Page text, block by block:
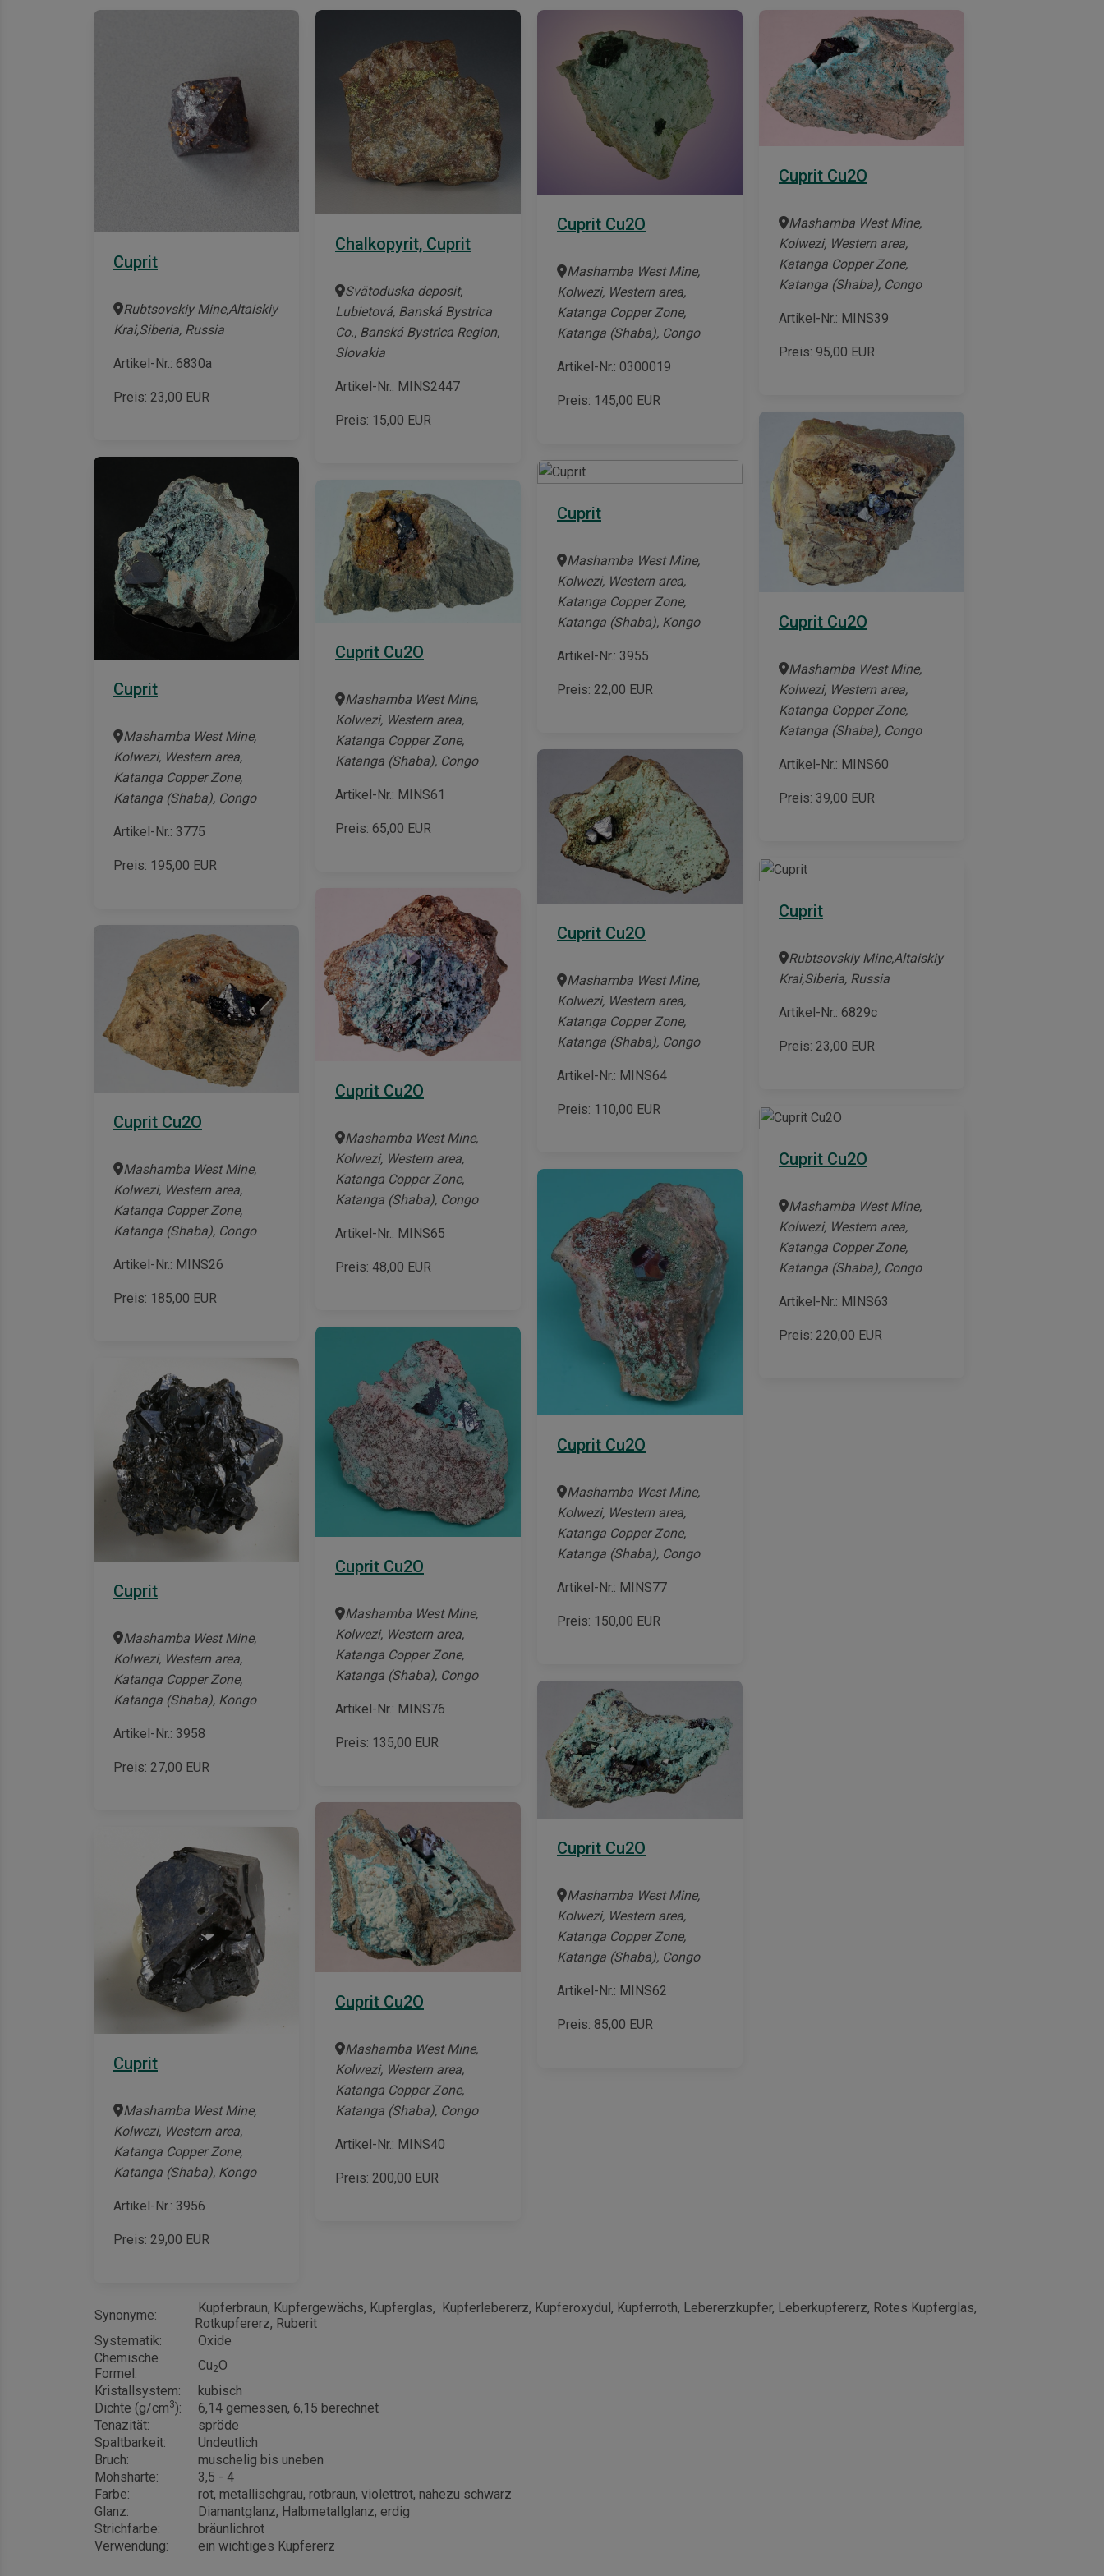
Cuprit
Rubtsovskiy Mine,Altaiskiy
Krai,Siberia, Russia
Artikel-Nr.: 6830a
Preis: 23,00 EUR
Chalkopyrit, Cuprit
Svätoduska deposit,
Lubietová, Banská Bystrica
Co., Banská Bystrica Region,
Slovakia
Artikel-Nr.: MINS2447
Preis: 15,00 EUR
Cuprit Cu2O
Mashamba West Mine,
Kolwezi, Western area,
Katanga Copper Zone,
Katanga (Shaba), Congo
Artikel-Nr.: 0300019
Preis: 145,00 EUR
Cuprit Cu2O
Mashamba West Mine,
Kolwezi, Western area,
Katanga Copper Zone,
Katanga (Shaba), Congo
Artikel-Nr.: MINS39
Preis: 95,00 EUR
Cuprit
Mashamba West Mine,
Kolwezi, Western area,
Katanga Copper Zone,
Katanga (Shaba), Congo
Artikel-Nr.: 3775
Preis: 195,00 EUR
Cuprit Cu2O
Mashamba West Mine,
Kolwezi, Western area,
Katanga Copper Zone,
Katanga (Shaba), Congo
Artikel-Nr.: MINS61
Preis: 65,00 EUR
Cuprit
Mashamba West Mine,
Kolwezi, Western area,
Katanga Copper Zone,
Katanga (Shaba), Kongo
Artikel-Nr.: 3955
Preis: 22,00 EUR
Cuprit Cu2O
Mashamba West Mine,
Kolwezi, Western area,
Katanga Copper Zone,
Katanga (Shaba), Congo
Artikel-Nr.: MINS60
Preis: 39,00 EUR
Cuprit Cu2O
Mashamba West Mine,
Kolwezi, Western area,
Katanga Copper Zone,
Katanga (Shaba), Congo
Artikel-Nr.: MINS26
Preis: 185,00 EUR
Cuprit Cu2O
Mashamba West Mine,
Kolwezi, Western area,
Katanga Copper Zone,
Katanga (Shaba), Congo
Artikel-Nr.: MINS65
Preis: 48,00 EUR
Cuprit Cu2O
Mashamba West Mine,
Kolwezi, Western area,
Katanga Copper Zone,
Katanga (Shaba), Congo
Artikel-Nr.: MINS64
Preis: 110,00 EUR
Cuprit
Rubtsovskiy Mine,Altaiskiy
Krai,Siberia, Russia
Artikel-Nr.: 6829c
Preis: 23,00 EUR
Cuprit
Mashamba West Mine,
Kolwezi, Western area,
Katanga Copper Zone,
Katanga (Shaba), Kongo
Artikel-Nr.: 3958
Preis: 27,00 EUR
Cuprit Cu2O
Mashamba West Mine,
Kolwezi, Western area,
Katanga Copper Zone,
Katanga (Shaba), Congo
Artikel-Nr.: MINS76
Preis: 135,00 EUR
Cuprit Cu2O
Mashamba West Mine,
Kolwezi, Western area,
Katanga Copper Zone,
Katanga (Shaba), Congo
Artikel-Nr.: MINS77
Preis: 150,00 EUR
Cuprit Cu2O
Mashamba West Mine,
Kolwezi, Western area,
Katanga Copper Zone,
Katanga (Shaba), Congo
Artikel-Nr.: MINS63
Preis: 220,00 EUR
Cuprit
Mashamba West Mine,
Kolwezi, Western area,
Katanga Copper Zone,
Katanga (Shaba), Kongo
Artikel-Nr.: 3956
Preis: 29,00 EUR
Cuprit Cu2O
Mashamba West Mine,
Kolwezi, Western area,
Katanga Copper Zone,
Katanga (Shaba), Congo
Artikel-Nr.: MINS40
Preis: 200,00 EUR
Cuprit Cu2O
Mashamba West Mine,
Kolwezi, Western area,
Katanga Copper Zone,
Katanga (Shaba), Congo
Artikel-Nr.: MINS62
Preis: 85,00 EUR
Synonyme:
Kupferbraun, Kupfergewächs, Kupferglas, Kupferlebererz, Kupferoxydul, Kupferroth, Lebererzkupfer, Leberkupfererz, Rotes Kupferglas,
Rotkupfererz, Ruberit
Systematik:
Oxide
Chemische
Formel:
Cu2O
Kristallsystem:
kubisch
Dichte (g/cm3):
6,14 gemessen, 6,15 berechnet
Tenazität:
spröde
Spaltbarkeit:
Undeutlich
Bruch:
muschelig bis uneben
Mohshärte:
3,5 - 4
Farbe:
rot, metallischgrau, rotbraun, violettrot, nahezu schwarz
Glanz:
Diamantglanz, Halbmetallglanz, erdig
Strichfarbe:
bräunlichrot
Verwendung:
ein wichtiges Kupfererz